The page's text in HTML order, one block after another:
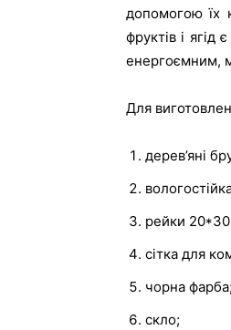
допомогою їх
фруктів і
енергоємним,
Для
дерев’яні
рейки
сітка для
чорна фарба;
скло;